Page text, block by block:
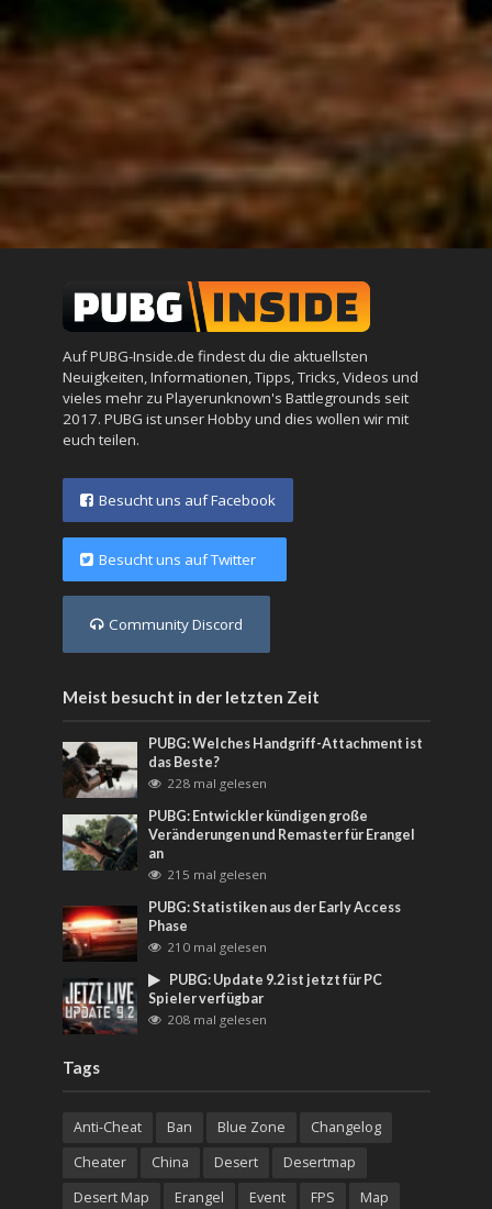
Auf PUBG-Inside.de findest du die aktuellsten
Neuigkeiten, Informationen, Tipps, Tricks, Videos und
vieles mehr zu Playerunknown's Battlegrounds seit
2017. PUBG ist unser Hobby und dies wollen wir mit
euch teilen.
Besucht uns auf Facebook
Besucht uns auf Twitter
Community Discord
Meist besucht in der letzten Zeit
PUBG: Welches Handgriff-Attachment ist
das Beste?
228 mal gelesen
PUBG: Entwickler kündigen große
Veränderungen und Remaster für Erangel
an
215 mal gelesen
PUBG: Statistiken aus der Early Access
Phase
210 mal gelesen
PUBG: Update 9.2 ist jetzt für PC
Spieler verfügbar
208 mal gelesen
Tags
Anti-Cheat Ban Blue Zone
Changelog
Cheater
China Desert
Desertmap
Desert Map
Erangel Event FPS
Map